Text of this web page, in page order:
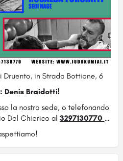
Druento, in Strada Bottione, 6
Denis Braidotti!
la nostra sede, o telefonando
Del Chierico al 3297130770 …